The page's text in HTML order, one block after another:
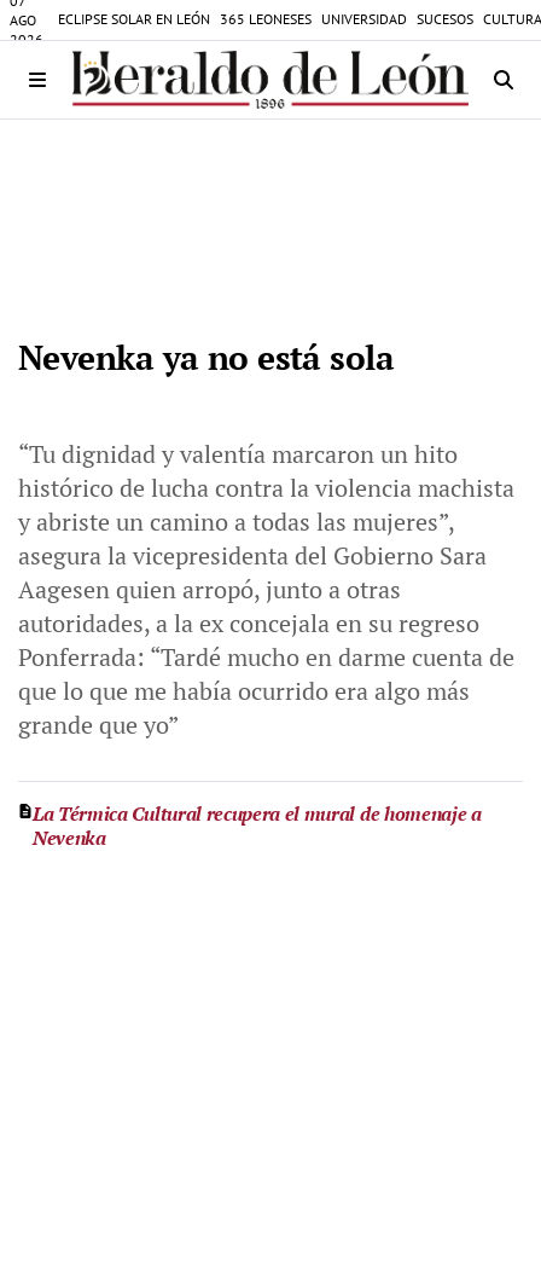
AGO
2026
ECLIPSE SOLAR EN LEÓN 365 LEONESES UNIVERSIDAD SUCESOS
Nevenka ya no está sola
“Tu dignidad y valentía marcaron un hito
histórico de lucha contra la violencia machista
y abriste un camino a todas las mujeres”,
asegura la vicepresidenta del Gobierno Sara
Aagesen quien arropó, junto a otras
autoridades, a la ex concejala en su regreso
Ponferrada: “Tardé mucho en darme cuenta de
que lo que me había ocurrido era algo más
grande que yo”
La Térmica Cultural recupera el mural de homenaje a
Nevenka